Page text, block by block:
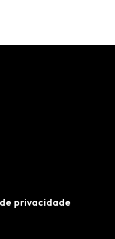
privacidade